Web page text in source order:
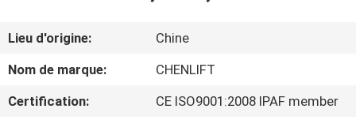
À
PROPOS
Lieu d'origine:
Chine
Nom de marque:
CHENLIFT
Certification:
CE ISO9001:2008 IPAF member